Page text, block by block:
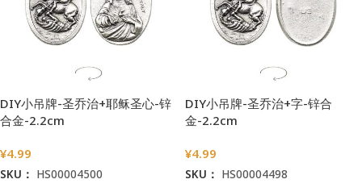
DIY小吊牌-圣乔治+耶稣圣心-锌
合金-2.2cm
¥4.99
SKU： HS00004500
DIY小吊牌-圣乔治+字-锌合
金-2.2cm
¥4.99
SKU： HS00004498